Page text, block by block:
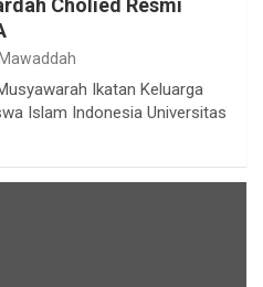
Cholied Resmi
Ikatan Keluarga
Islam Indonesia Universitas